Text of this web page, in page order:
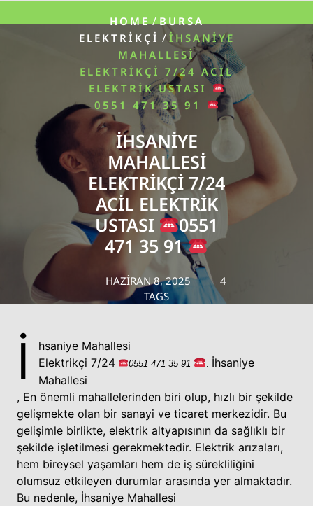
HOME/BURSA
ELEKTRIKÇI / İHSANIYE
MAHALLESI
ELEKTRIKÇI 7/24 ACIL
ELEKTRIK USTASI
0551 471 35 91
İHSANIYE
MAHALLESI
ELEKTRIKÇI 7/24
ACIL ELEKTRIK
USTASI
0551
471 35 91
HAZIRAN 8, 2025
4
TAGS
İ
hsaniye Mahallesi
Elektrikçi 7/24
0551 471 35 91
İhsaniye
Mahallesi
, En önemli mahallelerinden biri olup, hızlı bir şekilde
gelişmekte olan bir sanayi ve ticaret merkezidir. Bu
gelişimle birlikte, elektrik altyapısının da sağlıklı bir
şekilde işletilmesi gerekmektedir. Elektrik arızaları,
hem bireysel yaşamları hem de iş sürekliliğini
olumsuz etkileyen durumlar arasında yer almaktadır.
Bu nedenle, İhsaniye Mahallesi